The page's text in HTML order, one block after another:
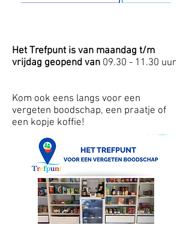
Het Trefpunt is van maandag t/m
vrijdag geopend van 09.30 - 11.30 uur
Kom ook eens langs voor een
vergeten boodschap, een praatje of
een kopje koffie!